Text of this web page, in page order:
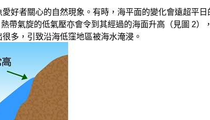
好者關心的自然現象。有時，海平面的變化會遠超平
帶氣旋的低氣壓亦會令到其經過的海面升高（見圖 2
多，引致沿海低窪地區被海水淹浸。